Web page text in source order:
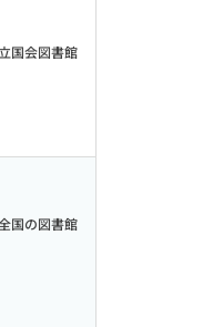
国会図書館
国の図書館